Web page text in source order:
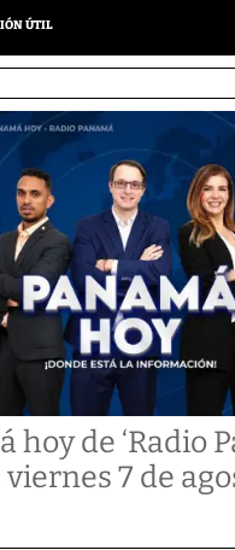
ÚTIL
hoy de ‘Radio
viernes 7 de